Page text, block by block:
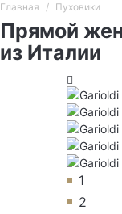
Главная Пуховики
Прямой
из Италии
1
2